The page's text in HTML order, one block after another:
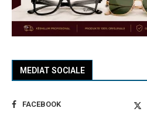
MEDIAT SOCIALE
FACEBOOK